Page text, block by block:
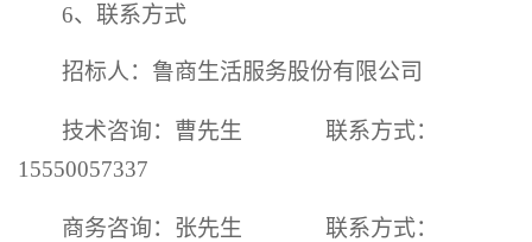
6、 联系方式
招标人：鲁商生活服务股份有限公司
技术咨询： 曹先生
联系方式：
15550057337
商务咨询：张先生
联系方式：